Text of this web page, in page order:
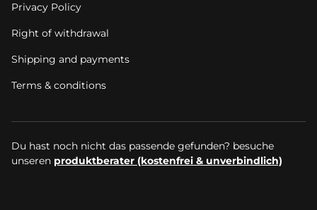
Privacy Policy
Right of withdrawal
Shipping and payments
Terms & conditions
Du hast noch nicht das passende gefunden? besuche
unseren produktberater (kostenfrei & unverbindlich)